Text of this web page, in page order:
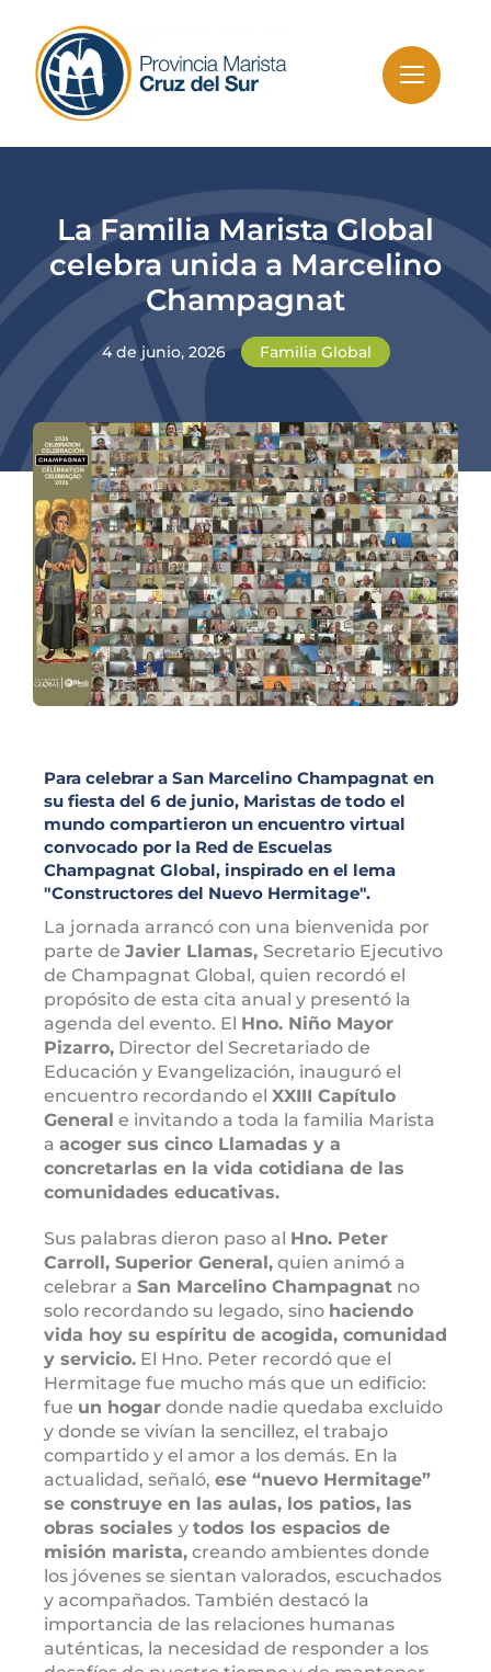
content
La Familia Marista Global
celebra unida a Marcelino
Champagnat
4 de junio, 2026 Familia Global
Para celebrar a San Marcelino Champagnat en
su fiesta del 6 de junio, Maristas de todo el
mundo compartieron un encuentro virtual
convocado por la Red de Escuelas
Champagnat Global, inspirado en el lema
"Constructores del Nuevo Hermitage".
La jornada arrancó con una bienvenida por
parte de Javier Llamas, Secretario Ejecutivo
de Champagnat Global, quien recordó el
propósito de esta cita anual y presentó la
agenda del evento. El Hno. Niño Mayor
Pizarro, Director del Secretariado de
Educación y Evangelización, inauguró el
encuentro recordando el XXIII Capítulo
General e invitando a toda la familia Marista
a acoger sus cinco Llamadas y a
concretarlas en la vida cotidiana de las
comunidades educativas.
Sus palabras dieron paso al Hno. Peter
Carroll, Superior General, quien animó a
celebrar a San Marcelino Champagnat no
solo recordando su legado, sino haciendo
vida hoy su espíritu de acogida, comunidad
y servicio. El Hno. Peter recordó que el
Hermitage fue mucho más que un edificio:
fue un hogar donde nadie quedaba excluido
y donde se vivían la sencillez, el trabajo
compartido y el amor a los demás. En la
actualidad, señaló, ese “nuevo Hermitage”
se construye en las aulas, los patios, las
obras sociales y todos los espacios de
misión marista, creando ambientes donde
los jóvenes se sientan valorados, escuchados
y acompañados. También destacó la
importancia de las relaciones humanas
auténticas, la necesidad de responder a los